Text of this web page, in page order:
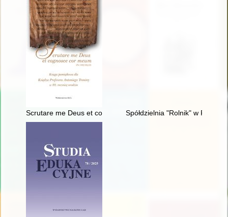
Scrutare me Deus et cognosce cor meum" (Ps 139[138],23)
Spółdzielnia "Rolnik" w